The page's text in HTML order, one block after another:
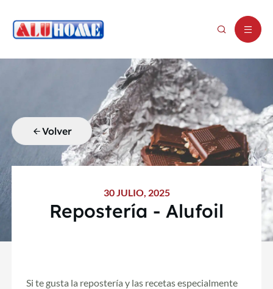
Volver
30 JULIO, 2025
Repostería - Alufoil
Si te gusta la repostería y las recetas especialmente